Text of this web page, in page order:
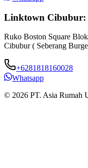
Linktown Cibubur:
Ruko Boston Square
Cibubur ( Seberang
+6281818160028
Whatsapp
© 2026 PT. Asia Rumah